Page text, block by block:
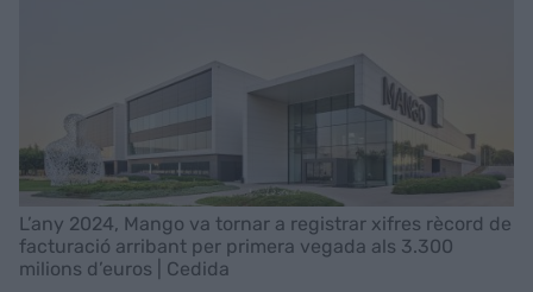
L’any 2024, Mango va tornar a registrar xifres rècord de
facturació arribant per primera vegada als 3.300
milions d’euros | Cedida